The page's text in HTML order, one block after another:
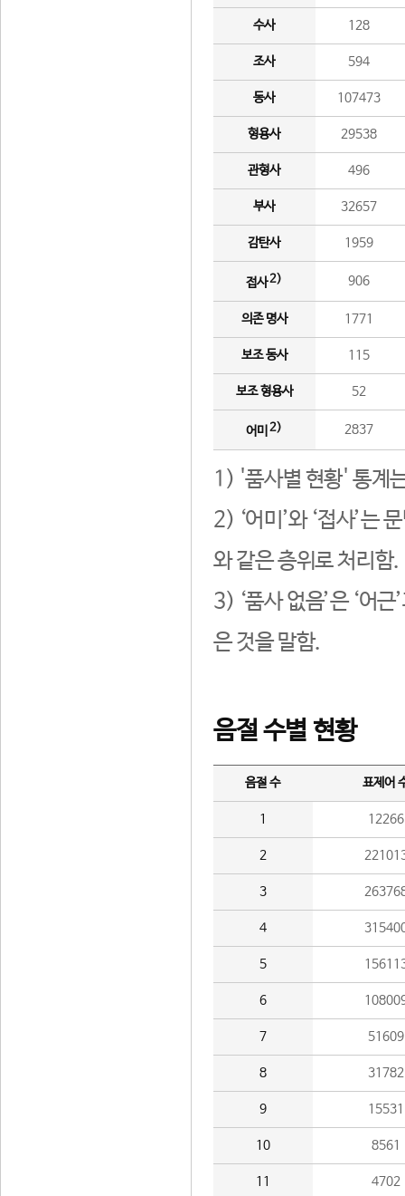
수사 128
조사 594
동사 107473
형용사 29538
관형사 496
부사 32657
감탄사 1959
접사2) 906
의존 명사 1771
보조 동사 115
보조 형용사 52
어미 2) 2837
1) '품사별 현황' 통계
2) ‘어미’와 ‘접사’는
와 같은 층위로 처리함.
3) ‘품사 없음’은 ‘어
은 것을 말함.
음절 수별 현황
음절 수 표제어
1 12266
2
3
4
5
6
7 51609
8 31782
9 15531
10 8561
11 4702